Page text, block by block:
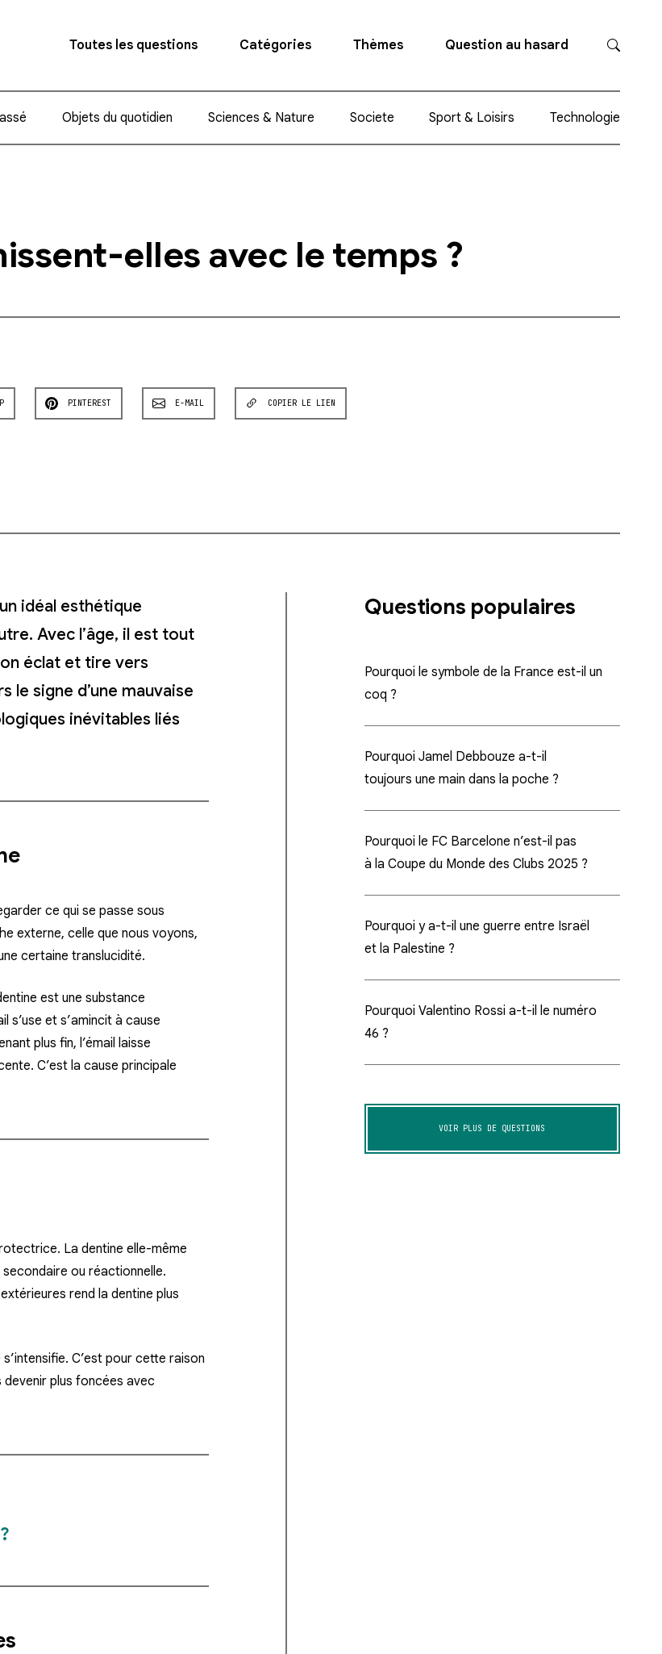
Toutes les questions Catégories Thèmes Question au hasard
Objets du quotidien Sciences & Nature Societe Sport & Loisirs Technologie
elles avec le temps ?
PINTEREST E-MAIL COPIER LE LIEN
idéal esthétique
Avec l’âge, il est tout
éclat et tire vers
le signe d’une mauvaise
inévitables liés
ce qui se passe sous
externe, celle que nous voyons,
certaine translucidité.
est une substance
s’use et s’amincit à cause
plus fin, l’émail laisse
C’est la cause principale
La dentine elle-même
ou réactionnelle.
rend la dentine plus
C’est pour cette raison
plus foncées avec
Questions populaires
Pourquoi le symbole de la France est-il un
coq ?
Pourquoi Jamel Debbouze a-t-il
toujours une main dans la poche ?
Pourquoi le FC Barcelone n’est-il pas
à la Coupe du Monde des Clubs 2025 ?
Pourquoi y a-t-il une guerre entre Israël
et la Palestine ?
Pourquoi Valentino Rossi a-t-il le numéro
46 ?
VOIR PLUS DE QUESTIONS